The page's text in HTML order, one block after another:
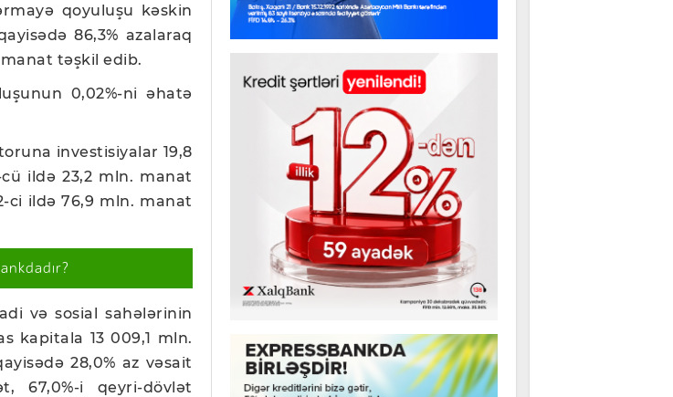
qoyuluşu kəskin
86,3% azalaraq
manat təşkil edib.
0,02%-ni əhatə
investisiyalar 19,8
ildə 23,2 mln. manat
ci ildə 76,9 mln. manat
və sosial sahələrinin
kapitala 13 009,1 mln.
28,0% az vəsait
67,0%-i qeyri-dövlət